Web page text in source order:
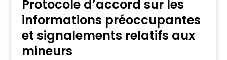
Protocole d’accord sur les
informations préoccupantes
et signalements relatifs aux
mineurs